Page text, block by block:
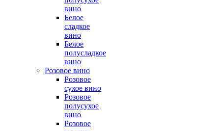
вино
Белое
сладкое
вино
Белое
полусладкое
вино
Розовое вино
Розовое
сухое вино
Розовое
полусухое
вино
Розовое